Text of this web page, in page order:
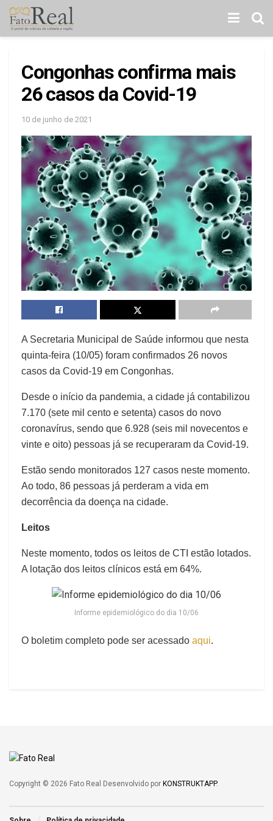
Congonhas confirma mais
26 casos da Covid-19
10 de junho de 2021
A Secretaria Municipal de Saúde informou que nesta
quinta-feira (10/05) foram confirmados 26 novos
casos da Covid-19 em Congonhas.
Desde o início da pandemia, a cidade já contabilizou
7.170 (sete mil cento e setenta) casos do novo
coronavírus, sendo que 6.928 (seis mil novecentos e
vinte e oito) pessoas já se recuperaram da Covid-19.
Estão sendo monitorados 127 casos neste momento.
Ao todo, 86 pessoas já perderam a vida em
decorrência da doença na cidade.
Leitos
Neste momento, todos os leitos de CTI estão lotados.
A lotação dos leitos clínicos está em 64%.
Informe epidemiológico do dia 10/06
O boletim completo pode ser acessado aqui.
Copyright © 2026 Fato Real Desenvolvido por KONSTRUKTAPP.